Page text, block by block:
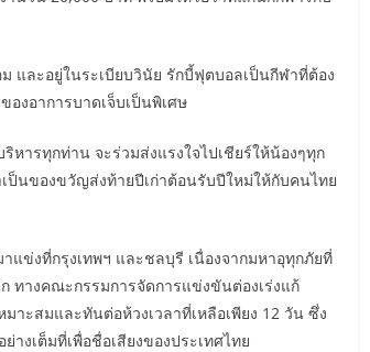
ละอยู่ในระเบียบวินัย รักบี้ฟุตบอลเป็นกีฬาที่ต้อง
องอาการบาดเจ็บเป็นพิเศษ
ารทุกท่าน จะร่วมส่งแรงใจไปเชียร์ให้น้องๆทุก
ป็นของขวัญส่งท้ายปีเก่าต้อนรับปีใหม่ให้กับคนไทย
แข่งที่กรุงเทพฯ และชลบุรี เนื่องจากมหาอุทุกภัยที่
ทางคณะกรรมการจัดการแข่งขันต่องเร่งแก้
ะสมและทันต่อห้วงเวลาที่เหลือเพียง 12 วัน ซึ่ง
งเต็มที่เพื่อชื่อเสียงของประเทศไทย